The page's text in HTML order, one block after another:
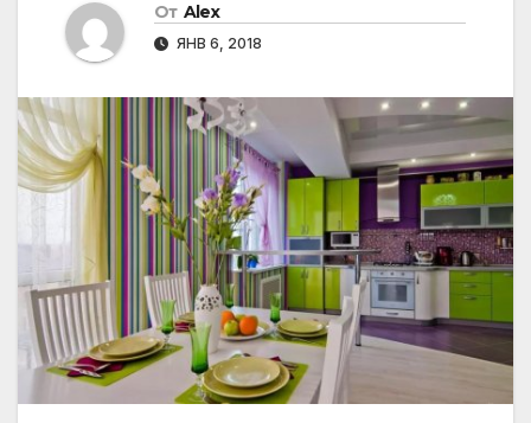
От Alex
ЯНВ 6, 2018